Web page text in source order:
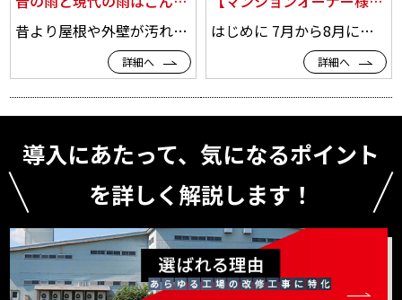
昔より屋根や外壁が汚れやすくなったと感じませんか？ 「以前より外壁の黒ずみが目立つようになった」 「築年数の割に屋根の汚れがひどい」 「数年前に塗装したのに、もう汚れて見える」 このようなご相談を、マンションオーナー様や管理会社様からいただく機会が増えています。 実は、建物が汚れやす...
詳細へ
はじめに 7月から8月にかけては、気温・湿度ともに一年で最も高くなる季節です。 マンションオーナー様や管理会社様にとって、この時期は入居者からの問い合わせや建物の不具合が増えやすい季節でもあります。 「共用廊下が滑りやすい」 「外壁にカビや汚れが目立つ」 「屋上から雨漏りがし...
詳細へ
導入にあたって、気になるポイント
を詳しく解説します！